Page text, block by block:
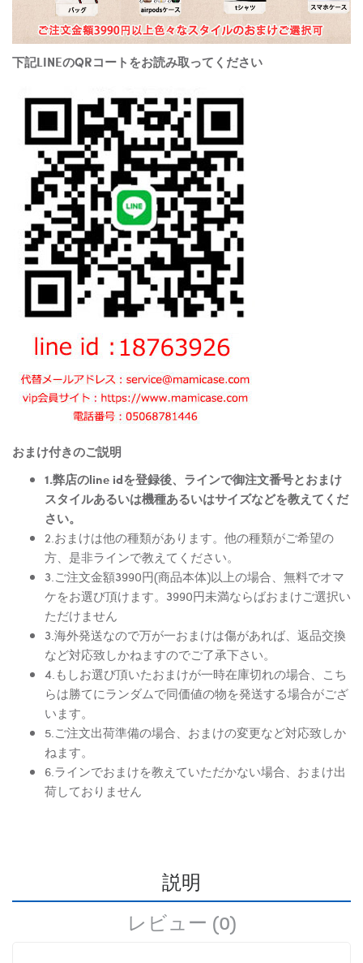
下記LINEのQRコートをお読み取ってください
おまけ付きのご説明
1.弊店のline idを登録後、ラインで御注文番号とおまけ
スタイルあるいは機種あるいはサイズなどを教えてくだ
さい。
2.おまけは他の種類があります。他の種類がご希望の
方、是非ラインで教えてください。
3.ご注文金額3990円(商品本体)以上の場合、無料でオマ
ケをお選び頂けます。3990円未満ならばおまけご選択い
ただけません
3.海外発送なので万が一おまけは傷があれば、返品交換
など対応致しかねますのでご了承下さい。
4.もしお選び頂いたおまけが一時在庫切れの場合、こち
らは勝てにランダムで同価値の物を発送する場合がござ
います。
5.ご注文出荷準備の場合、おまけの変更など対応致しか
ねます。
6.ラインでおまけを教えていただかない場合、おまけ出
荷しておりません
説明
レビュー (0)